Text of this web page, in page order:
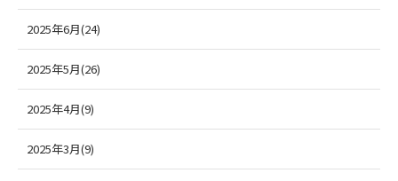
2025年6月(24)
2025年5月(26)
2025年4月(9)
2025年3月(9)